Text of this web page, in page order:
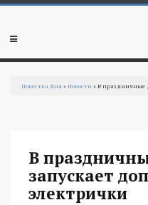
Перейти к основному содержанию
Мобильное
Повестка Дня »Новости » В праздничные
В
запускает
электрички